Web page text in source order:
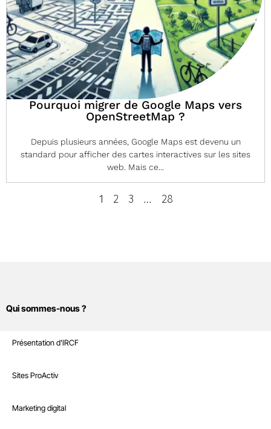
Pourquoi migrer de Google Maps vers
OpenStreetMap ?
Depuis plusieurs années, Google Maps est devenu un
standard pour afficher des cartes interactives sur les sites
web. Mais ce...
1 2 3 … 28
Qui sommes-nous ?
Présentation d’IRCF
Recrutement
Sites Internet
Sites ProActiv
Marketing digital
Marketing digital
Infrastructure